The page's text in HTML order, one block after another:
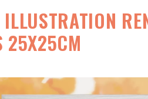
25X25CM